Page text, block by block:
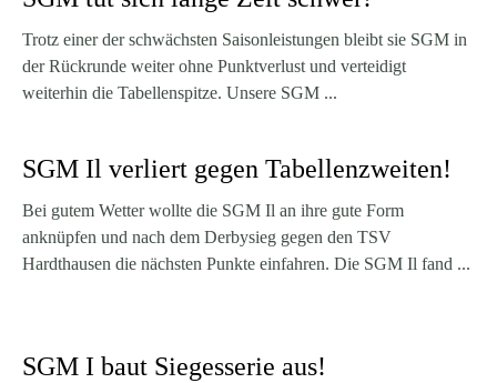
Trotz einer der schwächsten Saisonleistungen bleibt sie SGM in
der Rückrunde weiter ohne Punktverlust und verteidigt
weiterhin die Tabellenspitze. Unsere SGM ...
SGM Il verliert gegen Tabellenzweiten!
Bei gutem Wetter wollte die SGM Il an ihre gute Form
anknüpfen und nach dem Derbysieg gegen den TSV
Hardthausen die nächsten Punkte einfahren. Die SGM Il fand ...
SGM I baut Siegesserie aus!